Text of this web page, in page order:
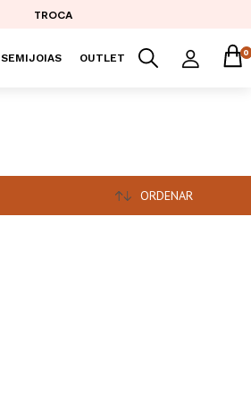
TROCA
SEMIJOIAS OUTLET 0
ORDENAR